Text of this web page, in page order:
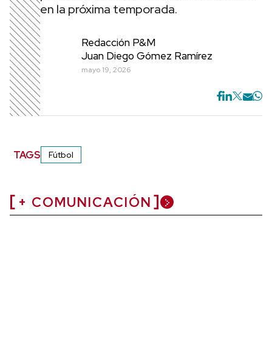
en la próxima temporada.
Redacción P&M
Juan Diego Gómez Ramírez
mayo 19, 2026
TAGS Fútbol
+ COMUNICACIÓN